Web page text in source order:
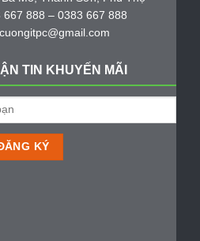
888 – 0383 667 888
TIN KHUYẾN MÃI